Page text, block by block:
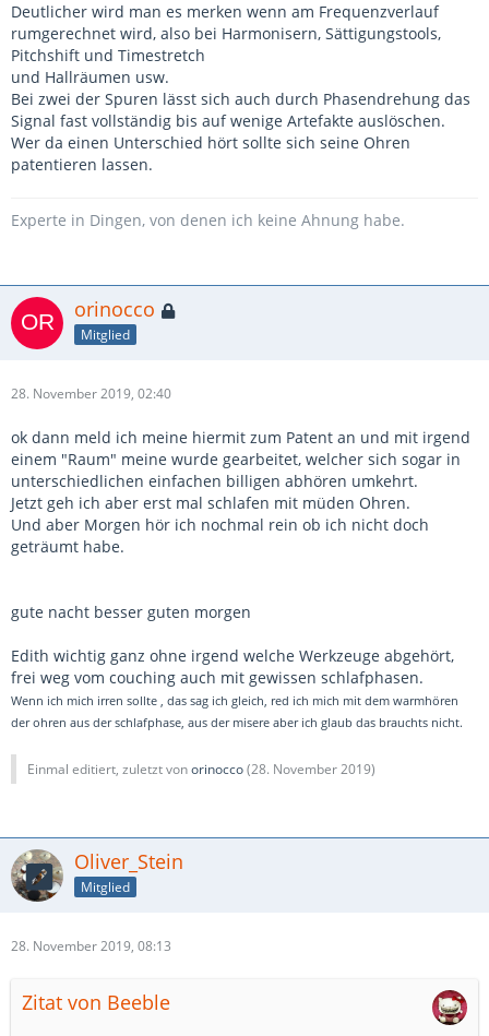
Deutlicher wird man es merken wenn am Frequenzverlauf
rumgerechnet wird, also bei Harmonisern, Sättigungstools,
Pitchshift und Timestretch
und Hallräumen usw.
Bei zwei der Spuren lässt sich auch durch Phasendrehung das
Signal fast vollständig bis auf wenige Artefakte auslöschen.
Wer da einen Unterschied hört sollte sich seine Ohren
patentieren lassen.
Experte in Dingen, von denen ich keine Ahnung habe.
orinocco
Mitglied
28. November 2019, 02:40
ok dann meld ich meine hiermit zum Patent an und mit irgend
einem "Raum" meine wurde gearbeitet, welcher sich sogar in
unterschiedlichen einfachen billigen abhören umkehrt.
Jetzt geh ich aber erst mal schlafen mit müden Ohren.
Und aber Morgen hör ich nochmal rein ob ich nicht doch
geträumt habe.
gute nacht besser guten morgen
Edith wichtig ganz ohne irgend welche Werkzeuge abgehört,
frei weg vom couching auch mit gewissen schlafphasen.
Wenn ich mich irren sollte , das sag ich gleich, red ich mich mit dem warmhören
der ohren aus der schlafphase, aus der misere aber ich glaub das brauchts nicht.
Einmal editiert, zuletzt vonorinocco(28. November 2019)
Oliver_Stein
Mitglied
28. November 2019, 08:13
Zitat von Beeble